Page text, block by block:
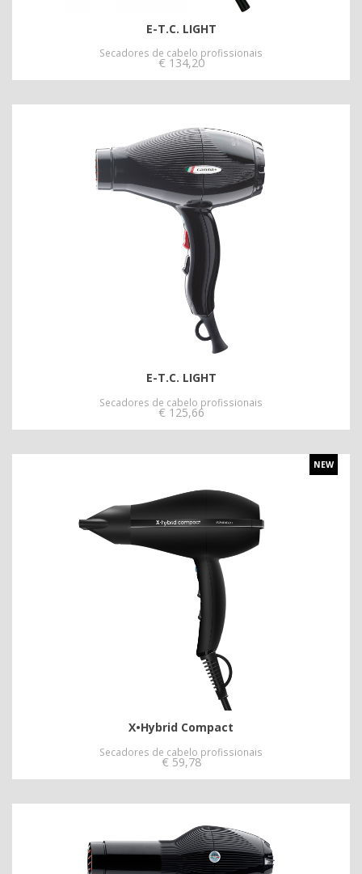
E-T.C. LIGHT
Secadores de cabelo profissionais
€ 134,20
E-T.C. LIGHT
Secadores de cabelo profissionais
€ 125,66
NEW
X•Hybrid Compact
Secadores de cabelo profissionais
€ 59,78